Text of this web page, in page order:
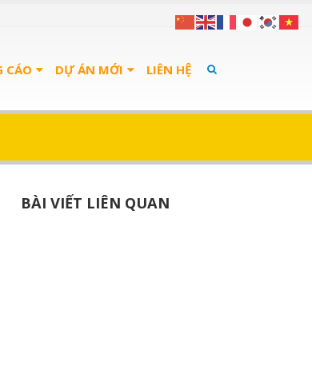
CÁO DỰ ÁN MỚI LIÊN HỆ
BÀI VIẾT LIÊN QUAN